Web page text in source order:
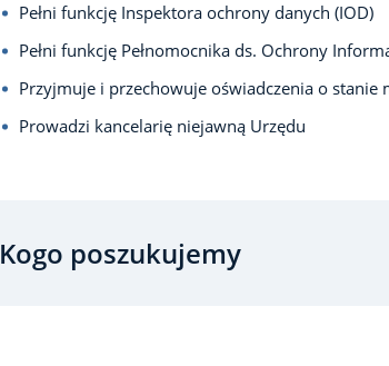
Pełni funkcję Inspektora ochrony danych (IOD)
Pełni funkcję Pełnomocnika ds. Ochrony
Przyjmuje i przechowuje oświadczenia o stanie
Prowadzi kancelarię niejawną Urzędu
Kogo poszukujemy